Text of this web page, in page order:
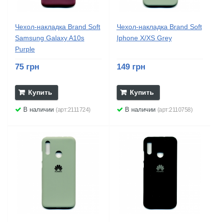
Чехол-накладка Brand Soft
Samsung Galaxy A10s
Purple
75 грн
Купить
В наличии (арт:2111724)
Чехол-накладка Brand Soft
Iphone X/XS Grey
149 грн
Купить
В наличии (арт:2110758)